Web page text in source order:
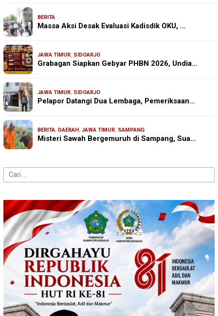
BERITA
Massa Aksi Desak Evaluasi Kadisdik OKU, …
JAWA TIMUR, SIDOARJO
Grabagan Siapkan Gebyar PHBN 2026, Undia…
JAWA TIMUR, SIDOARJO
Pelapor Datangi Dua Lembaga, Pemeriksaan…
BERITA, DAERAH, JAWA TIMUR, SAMPANG
Misteri Sawah Bergemuruh di Sampang, Sua…
Cari
untuk: